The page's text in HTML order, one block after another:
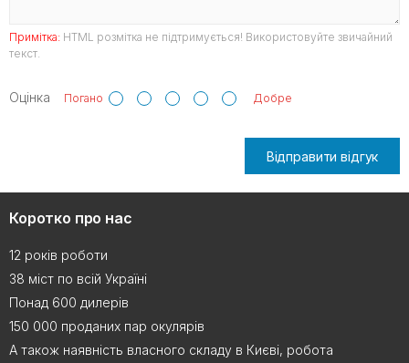
Примітка: HTML розмітка не підтримується! Використовуйте звичайний
текст.
Оцінка Погано Добре
Відправити відгук
Коротко про нас
12 років роботи
38 міст по всій Україні
Понад 600 дилерів
150 000 проданих пар окулярів
А також наявність власного складу в Києві, робота